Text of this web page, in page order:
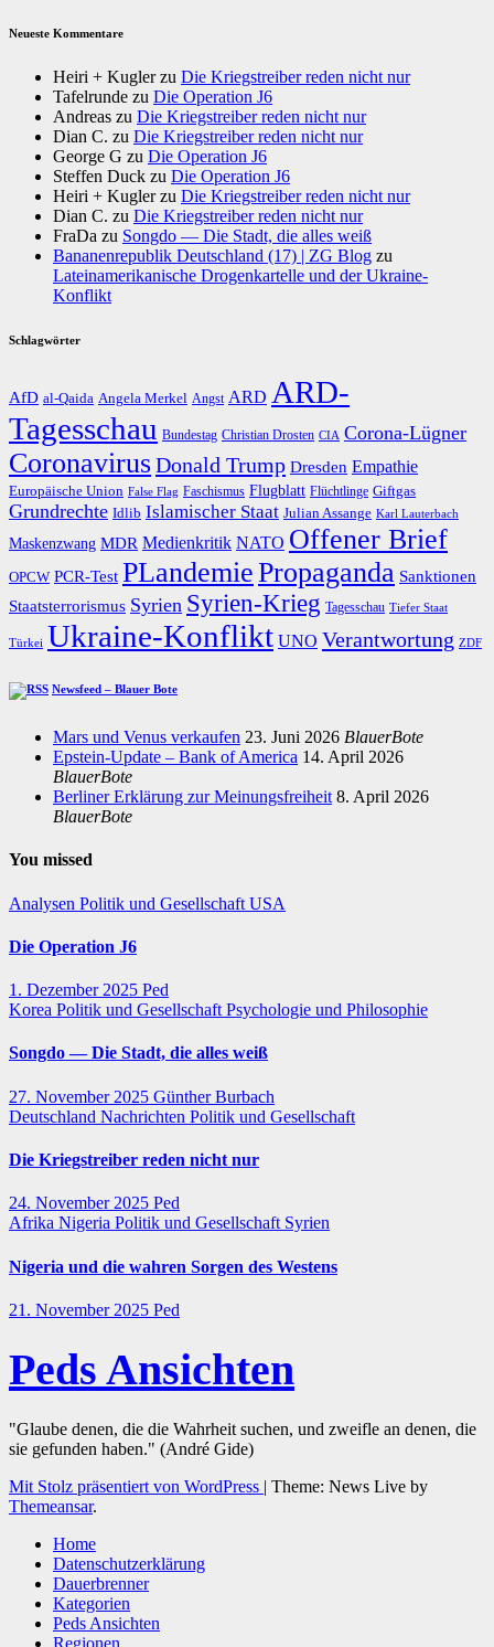
Neueste Kommentare
Heiri + Kuglerzu Die Kriegstreiber reden nicht nur
Tafelrunde zu Die Operation J6
Andreas zu Die Kriegstreiber reden nicht nur
Dian C. zu Die Kriegstreiber reden nicht nur
George G zu Die Operation J6
Steffen Duck zu Die Operation J6
Heiri + Kuglerzu Die Kriegstreiber reden nicht nur
Dian C. zu Die Kriegstreiber reden nicht nur
FraDa zu Songdo — Die Stadt, die alles weiß
Bananenrepublik Deutschland (17) | ZG Blog zu
Lateinamerikanische Drogenkartelle und der Ukraine-
Konflikt
Schlagwörter
AfD al-Qaida Angela Merkel Angst ARD ARD-
Tagesschau Bundestag Christian Drosten CIA Corona-Lügner
CoronavirusDonald Trump Dresden Empathie
Europäische Union False Flag Faschismus Flugblatt Flüchtlinge Giftgas
Grundrechte Idlib Islamischer Staat Julian Assange Karl Lauterbach
Maskenzwang MDR Medienkritik NATO Offener Brief
OPCW PCR-Test PLandemiePropaganda Sanktionen
Staatsterrorismus Syrien Syrien-Krieg Tagesschau Tiefer Staat
Türkei Ukraine-Konflikt UNO Verantwortung ZDF
Newsfeed – Blauer Bote
Mars und Venus verkaufen 23. Juni 2026 BlauerBote
Epstein-Update – Bank of America 14. April 2026
BlauerBote
Berliner Erklärung zur Meinungsfreiheit 8. April 2026
BlauerBote
You missed
Analysen Politik und Gesellschaft USA
Die Operation J6
1. Dezember 2025 Ped
Korea Politik und Gesellschaft Psychologie und Philosophie
Songdo — Die Stadt, die alles weiß
27. November 2025 Günther Burbach
Deutschland Nachrichten Politik und Gesellschaft
Die Kriegstreiber reden nicht nur
24. November 2025 Ped
Afrika Nigeria Politik und Gesellschaft Syrien
Nigeria und die wahren Sorgen des Westens
21. November 2025 Ped
Peds Ansichten
"Glaube denen, die die Wahrheit suchen, und zweifle an denen, die
sie gefunden haben." (André Gide)
Mit Stolz präsentiert von WordPress | Theme: News Live by
Themeansar.
Home
Datenschutzerklärung
Dauerbrenner
Kategorien
Peds Ansichten
Regionen